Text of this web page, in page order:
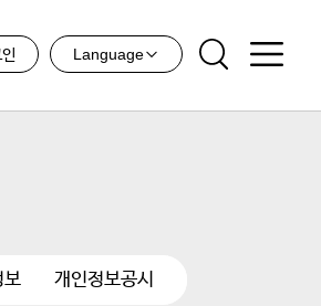
Language
보 개인정보공시